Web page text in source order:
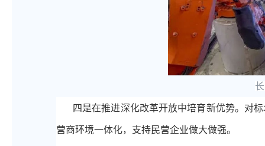
四是在推进深化改革开放中培育新优势。对
营商环境一体化，支持民营企业做大做强。